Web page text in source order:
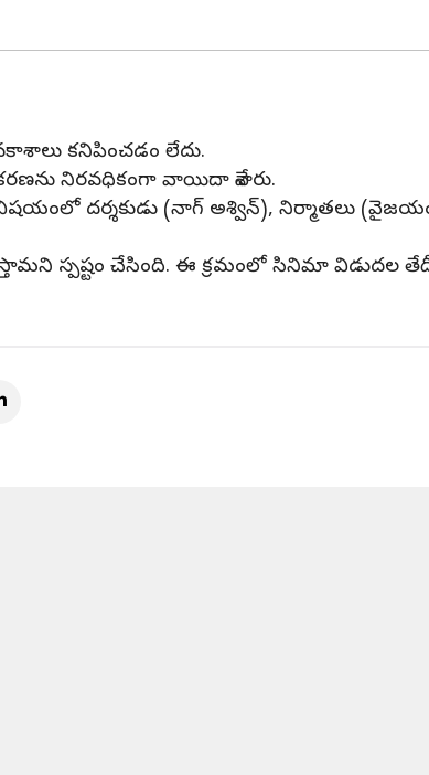
కనిపించడం లేదు.
నిరవధికంగా వాయిదా వేశారు.
దర్శకుడు (నాగ్ అశ్విన్), నిర్మాతలు
స్పష్టం చేసింది. ఈ క్రమంలో సినిమా విడుదల